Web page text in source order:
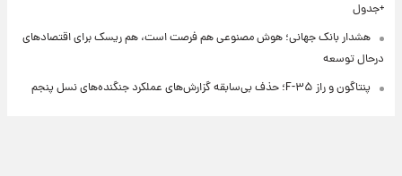
+جدول
هشدار بانک جهانی؛ هوش مصنوعی هم فرصت است، هم ریسک برای اقتصادهای
درحال توسعه
پنتاگون و راز F-۳۵؛ حذف بی‌سابقه گزارش‌های عملکرد جنگنده‌های نسل پنجم